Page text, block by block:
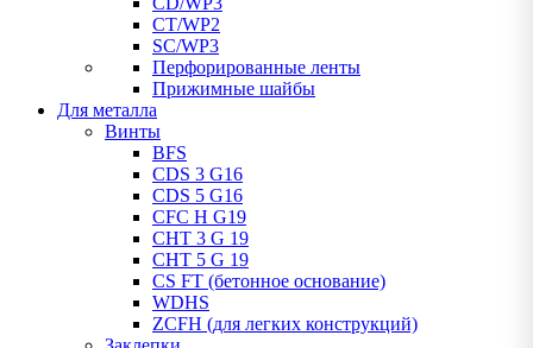
CT/WP2
SC/WP3
Перфорированные ленты
Прижимные шайбы
Для металла
Винты
BFS
CDS 3 G16
CDS 5 G16
CFC H G19
CHT 3 G 19
CHT 5 G 19
CS FT (бетонное основание)
WDHS
ZCFH (для легких конструкций)